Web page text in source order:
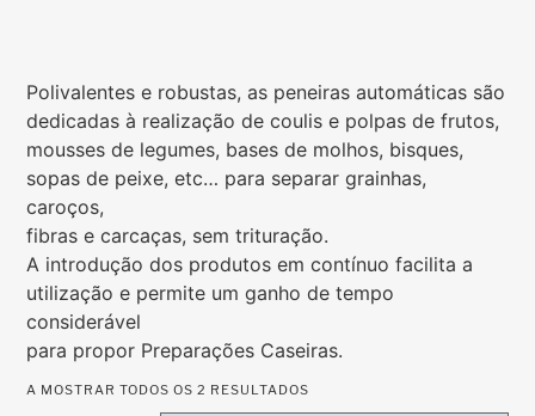
Polivalentes e robustas, as peneiras automáticas são
dedicadas à realização de coulis e polpas de frutos,
mousses de legumes, bases de molhos, bisques,
sopas de peixe, etc… para separar grainhas,
caroços,
fibras e carcaças, sem trituração.
A introdução dos produtos em contínuo facilita a
utilização e permite um ganho de tempo
considerável
para propor Preparações Caseiras.
A MOSTRAR TODOS OS 2 RESULTADOS